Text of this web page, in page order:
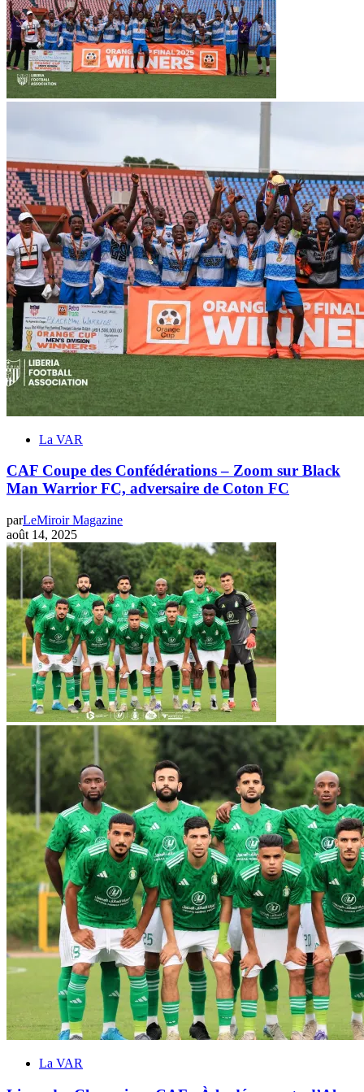
La VAR
CAF Coupe des Confédérations – Zoom sur Black
Man Warrior FC, adversaire de Coton FC
parLeMiroir Magazine
août 14, 2025
La VAR